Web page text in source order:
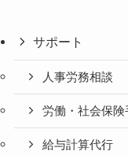
サポート
人事労務相談
労働・社会保険
給与計算代行